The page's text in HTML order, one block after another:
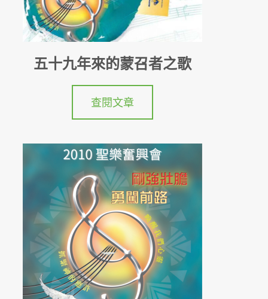
五十九年來的蒙召者之歌
查閱文章